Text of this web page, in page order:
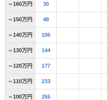
～160万円 30
～150万円 48
～140万円 106
～130万円 144
～120万円 177
～110万円 233
～100万円 255